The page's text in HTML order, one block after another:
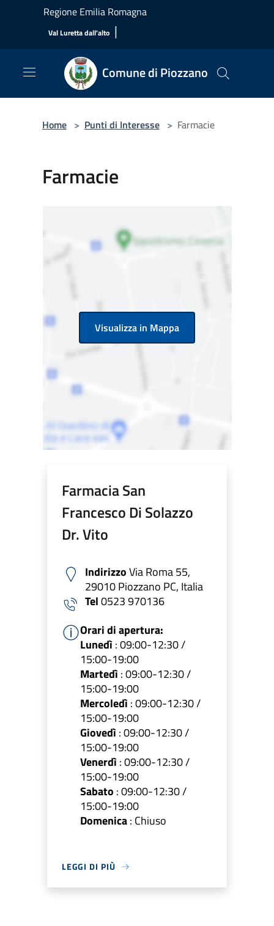
Salta al contenuto principale
Regione Emilia Romagna
Val Luretta dall'alto |
Comune di Piozzano
Home > Punti di Interesse > Farmacie
Farmacie
Visualizza in Mappa
Farmacia San
Francesco Di Solazzo
Dr. Vito
IndirizzoVia Roma 55,
29010 Piozzano PC, Italia
Tel0523 970136
Orari di apertura:
Lunedì : 09:00-12:30 /
15:00-19:00
Martedì : 09:00-12:30 /
15:00-19:00
Mercoledì : 09:00-12:30 /
15:00-19:00
Giovedì : 09:00-12:30 /
15:00-19:00
Venerdì : 09:00-12:30 /
15:00-19:00
Sabato : 09:00-12:30 /
15:00-19:00
Domenica: Chiuso
LEGGI DI PIÙ